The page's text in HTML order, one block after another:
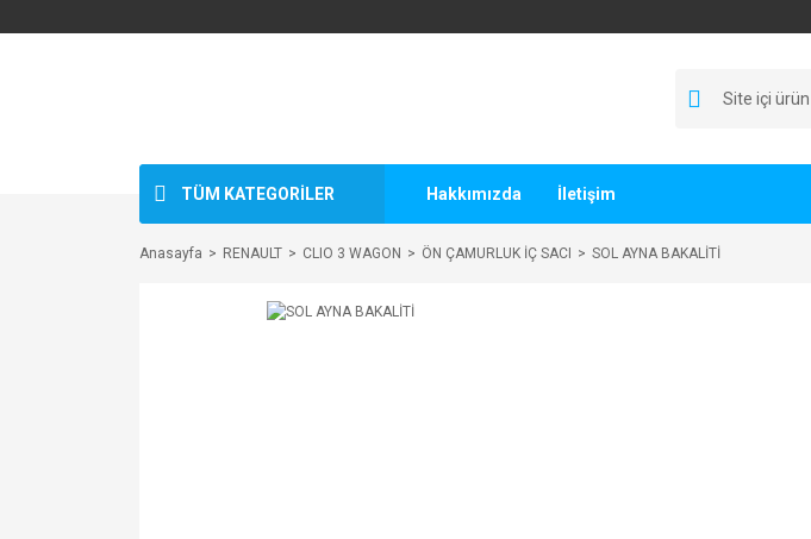
TÜM KATEGORİLER Hakkımızda İletişim
Anasayfa RENAULT CLIO 3 WAGON ÖN ÇAMURLUK İÇ SACI SOL AYNA BAKALİTİ